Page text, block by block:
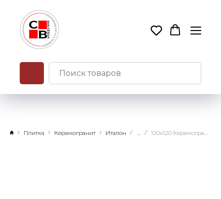
Плитка Керамогранит Италон